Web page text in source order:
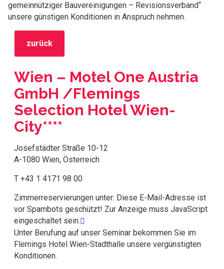
gemeinnütziger Bauvereinigungen – Revisionsverband“
unsere günstigen Konditionen in Anspruch nehmen.
zurück
Wien – Motel One Austria
GmbH /Flemings
Selection Hotel Wien-
City****
Josefstädter Straße 10-12
A-1080 Wien, Österreich
T +43 1 4171 98 00
Zimmerreservierungen unter: Diese E-Mail-Adresse ist
vor Spambots geschützt! Zur Anzeige muss JavaScript
eingeschaltet sein.
Unter Berufung auf unser Seminar bekommen Sie im
Flemings Hotel Wien-Stadthalle unsere vergünstigten
Konditionen.